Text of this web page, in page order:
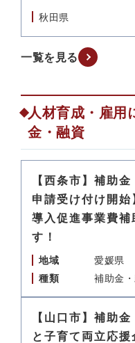
秋田県
一覧を見る
人材育成・雇用
金・融資
【西条市】補助
申請受け付け開
導入促進事業費補
す！
地域
愛媛県
種類
補助金
【山口市】補助
と子育て両立応